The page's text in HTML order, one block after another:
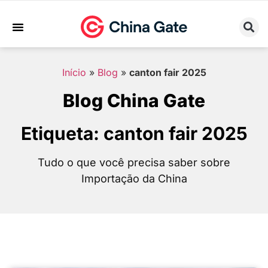
Início » Blog » canton fair 2025
Blog China Gate
Etiqueta: canton fair 2025
Tudo o que você precisa saber sobre
Importação da China